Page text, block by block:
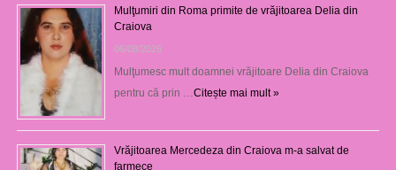
Mulţumiri din Roma primite de vrăjitoarea Delia din
Craiova
06/08/2026
Mulţumesc mult doamnei vrăjitoare Delia din Craiova
pentru că prin …Citește mai mult »
Vrăjitoarea Mercedeza din Craiova m-a salvat de
farmece